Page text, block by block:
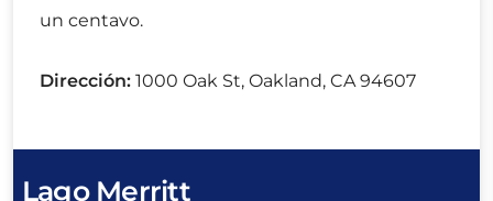
un centavo.
Dirección: 1000 Oak St, Oakland, CA 94607
Lago Merritt